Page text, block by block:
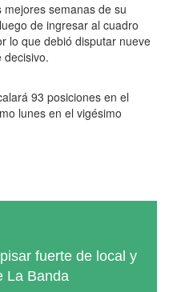
semanas de su
de ingresar al cuadro
lo que debió disputar nueve
decisivo.
93 posiciones en el
lunes en el vigésimo
fuerte de local y
La Banda